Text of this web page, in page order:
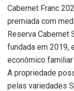
Cabernet Franc
premiada com
Reserva Cabernet
fundada em 2019,
econômico
A propriedade
pelas variedades